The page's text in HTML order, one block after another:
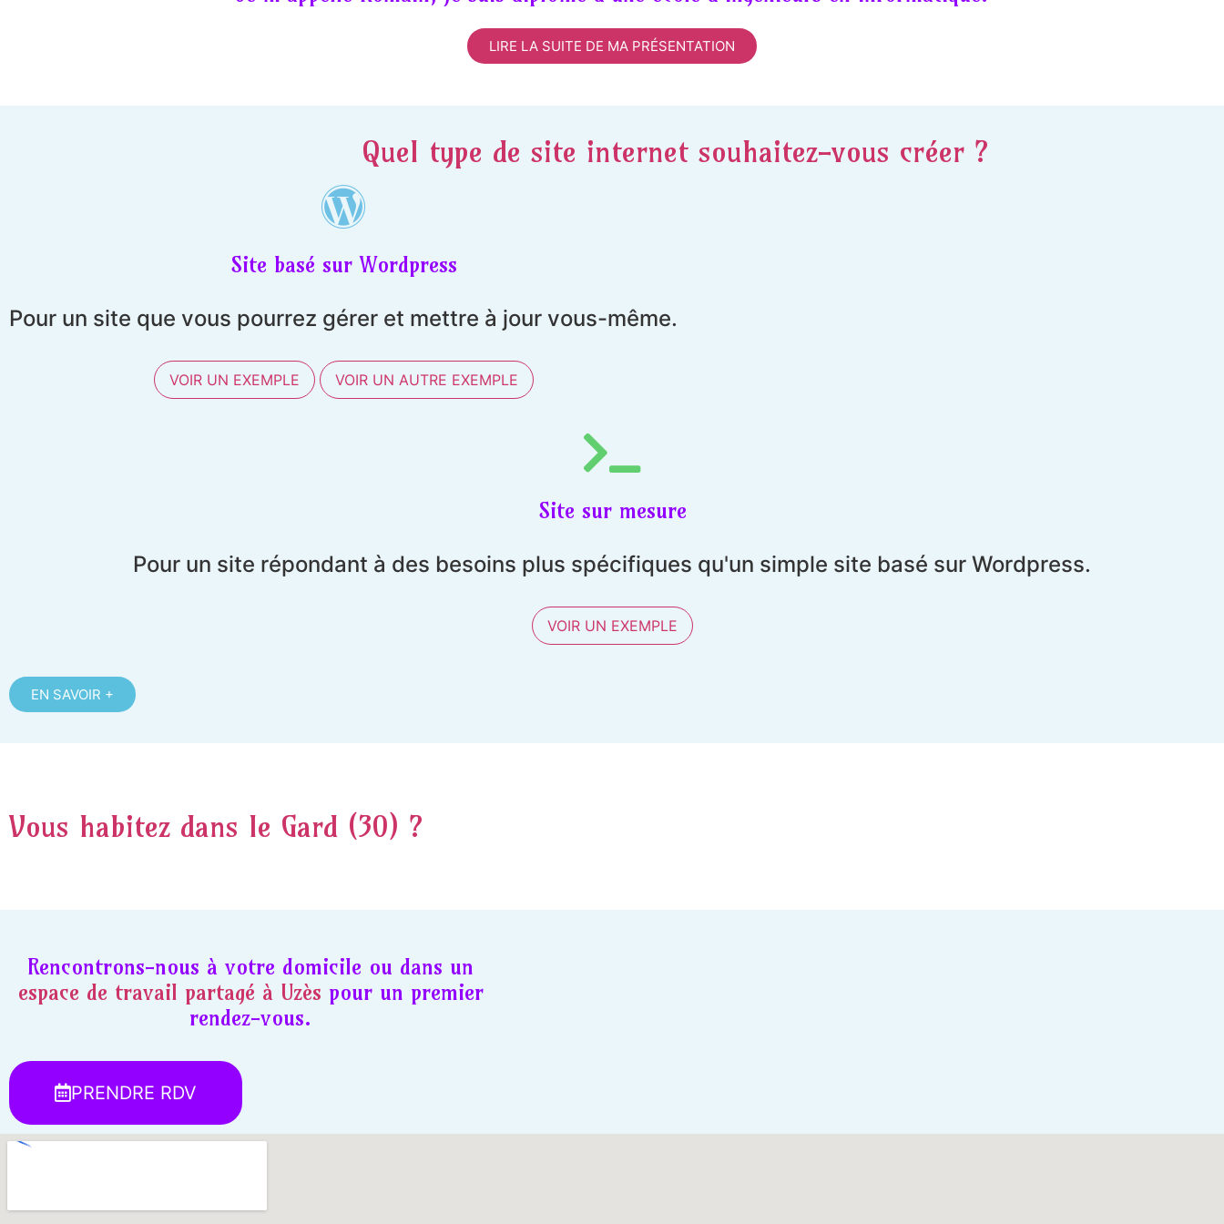
LIRE LA SUITE DE MA PRÉSENTATION
Quel type de site internet souhaitez-vous créer ?
Site basé sur Wordpress
Pour un site que vous pourrez gérer et mettre à jour vous-même.
VOIR UN EXEMPLE VOIR UN AUTRE EXEMPLE
Site sur mesure
Pour un site répondant à des besoins plus spécifiques qu'un simple site basé sur Wordpress.
VOIR UN EXEMPLE
EN SAVOIR +
Vous habitez dans le Gard (30) ?
Rencontrons-nous à votre domicile ou dans un
espace de travail partagé à Uzès pour un premier
rendez-vous.
PRENDRE RDV